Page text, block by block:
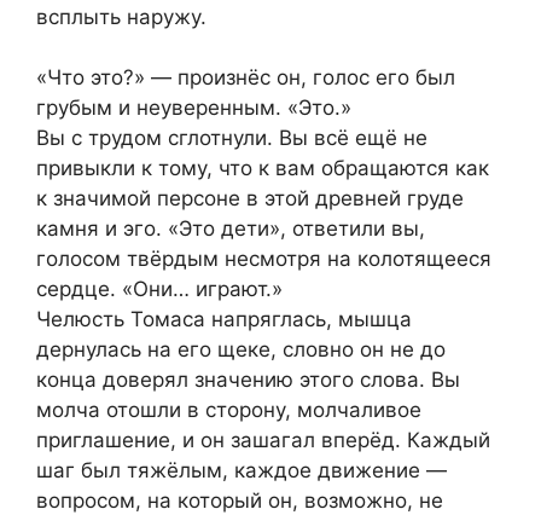
всплыть наружу.
«Что это?» — произнёс он, голос его был
грубым и неуверенным. «Это.»
Вы с трудом сглотнули. Вы всё ещё не
привыкли к тому, что к вам обращаются как
к значимой персоне в этой древней груде
камня и эго. «Это дети», ответили вы,
голосом твёрдым несмотря на колотящееся
сердце. «Они… играют.»
Челюсть Томаса напряглась, мышца
дернулась на его щеке, словно он не до
конца доверял значению этого слова. Вы
молча отошли в сторону, молчаливое
приглашение, и он зашагал вперёд. Каждый
шаг был тяжёлым, каждое движение —
вопросом, на который он, возможно, не